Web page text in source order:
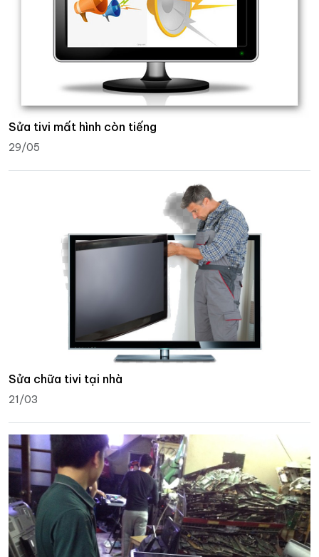
Sửa tivi mất hình còn tiếng
29/05
Sửa chữa tivi tại nhà
21/03